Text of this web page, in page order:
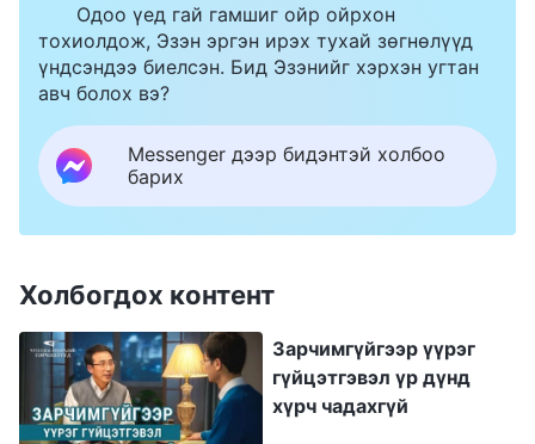
2005 онд Төгс Хүчит Бурханы эцсийн
өдрүүдийн ажлыг хүлээн зөвшөөрөх эрх
надад олгогдсон юм. Тэр үеэс эхлэн миний
амьдралын хэв маяг, тэр ч байтугай бүхий л
Одоо үед гай гамшиг ойр ойрхон
тохиолдож, Эзэн эргэн ирэх тухай зөгнөлүүд
үндсэндээ биелсэн. Бид Эзэнийг хэрхэн угтан
авч болох вэ?
Messenger дээр бидэнтэй холбоо
барих
Холбогдох контент
Зарчимгүйгээр үүрэг
гүйцэтгэвэл үр дүнд
хүрч чадахгүй